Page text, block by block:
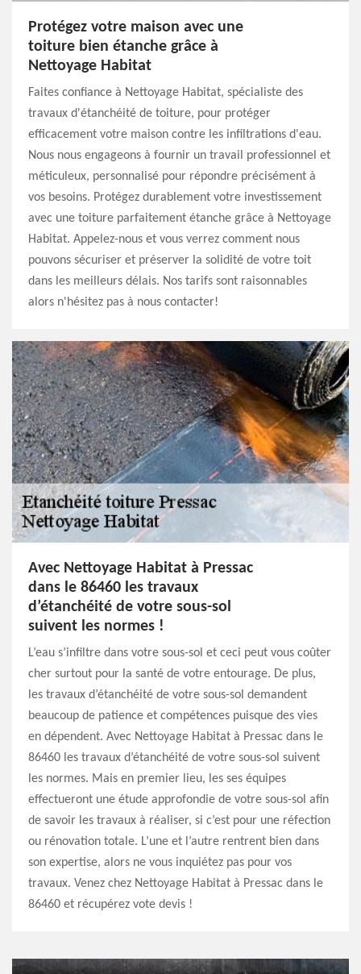
Protégez votre maison avec une
toiture bien étanche grâce à
Nettoyage Habitat
Faites confiance à Nettoyage Habitat, spécialiste des
travaux d'étanchéité de toiture, pour protéger
efficacement votre maison contre les infiltrations d'eau.
Nous nous engageons à fournir un travail professionnel et
méticuleux, personnalisé pour répondre précisément à
vos besoins. Protégez durablement votre investissement
avec une toiture parfaitement étanche grâce à Nettoyage
Habitat. Appelez-nous et vous verrez comment nous
pouvons sécuriser et préserver la solidité de votre toit
dans les meilleurs délais. Nos tarifs sont raisonnables
alors n'hésitez pas à nous contacter!
Avec Nettoyage Habitat à Pressac
dans le 86460 les travaux
d’étanchéité de votre sous-sol
suivent les normes !
L’eau s’infiltre dans votre sous-sol et ceci peut vous coûter
cher surtout pour la santé de votre entourage. De plus,
les travaux d’étanchéité de votre sous-sol demandent
beaucoup de patience et compétences puisque des vies
en dépendent. Avec Nettoyage Habitat à Pressac dans le
86460 les travaux d’étanchéité de votre sous-sol suivent
les normes. Mais en premier lieu, les ses équipes
effectueront une étude approfondie de votre sous-sol afin
de savoir les travaux à réaliser, si c’est pour une réfection
ou rénovation totale. L’une et l’autre rentrent bien dans
son expertise, alors ne vous inquiétez pas pour vos
travaux. Venez chez Nettoyage Habitat à Pressac dans le
86460 et récupérez vote devis !